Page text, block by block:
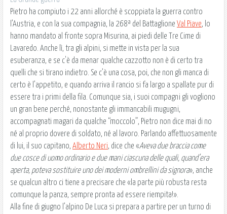
Pietro ha compiuto i 22 anni allorché è scoppiata la guerra contro
l’Austria, e con la sua compagnia, la 268ª del Battaglione Val Piave, lo
hanno mandato al fronte sopra Misurina, ai piedi delle Tre Cime di
Lavaredo. Anche lì, tra gli alpini, si mette in vista per la sua
esuberanza, e se c'è da menar qualche cazzotto non è di certo tra
quelli che si tirano indietro. Se c’è una cosa, poi, che non gli manca di
certo è l’appetito, e quando arriva il rancio si fa largo a spallate pur di
essere tra i primi della fila. Comunque sia, i suoi compagni gli vogliono
un gran bene perché, nonostante gli immancabili mugugni,
accompagnati magari da qualche “moccolo”, Pietro non dice mai di no
né al proprio dovere di soldato, né al lavoro. Parlando affettuosamente
di lui, il suo capitano, Alberto Neri, dice che «Aveva due braccia come
due cosce di uomo ordinario e due mani ciascuna delle quali, quand’era
aperta, poteva sostituire uno dei moderni ombrellini da signora», anche
se qualcun altro ci tiene a precisare che «la parte più robusta resta
comunque la panza, sempre pronta ad essere riempita!».
Alla fine di giugno l’alpino De Luca si prepara a partire per un turno di